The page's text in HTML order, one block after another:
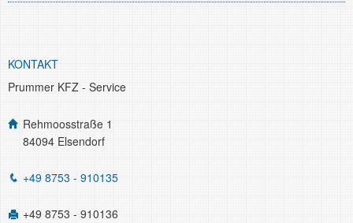
KONTAKT
Prummer KFZ - Service
Rehmoosstraße 1
84094 Elsendorf
+49 8753 - 910135
+49 8753 - 910136